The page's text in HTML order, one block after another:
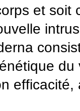
et soit
du
efficacité,